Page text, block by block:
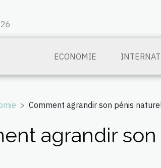
ECONOMIE
Comment agrandir son pénis
agrandir